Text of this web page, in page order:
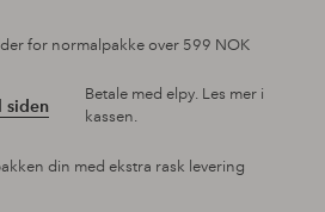
for normalpakke over 599 NOK
siden
Betale med elpy. Les mer i
kassen.
din med ekstra rask levering